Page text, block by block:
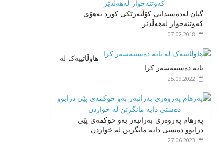
گیان لەدەستدانی کۆڵبەرێکی کورد بەهۆی
کەوتنەخوار لەهەڵدێر
07.02.2018
هاوڵاتییەک لە
بانە دەستبەسەر کرا
25.09.2022
پەرهام پەروەری بەرانبەر بەو حوکمەی پێی
درابوو دەستی دایە مانگرتن لە خواردن
27.06.2023